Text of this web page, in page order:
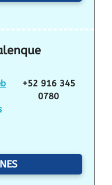
+52 916 345
0780